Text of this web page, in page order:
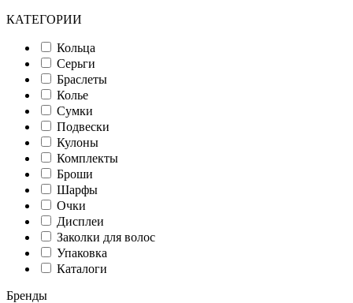
КАТЕГОРИИ
Кольца
Серьги
Браслеты
Колье
Сумки
Подвески
Кулоны
Комплекты
Броши
Шарфы
Очки
Дисплеи
Заколки для волос
Упаковка
Каталоги
Бренды